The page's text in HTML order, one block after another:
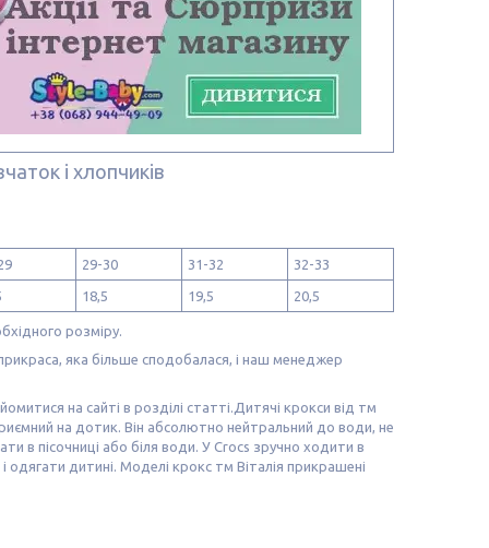
і хлопчиків
29-30 31-32 32-33
18,5 19,5 20,5
розміру.
яка більше сподобалася, і наш менеджер
на сайті в розділі статті. Дитячі крокси від тм
на дотик. Він абсолютно нейтральний до води, не
в пісочниці або біля води. У Crocs зручно ходити в
одягати дитині. Моделі крокс тм Віталія прикрашені